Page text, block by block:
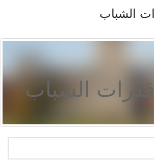
الشباب
قدرات الشباب